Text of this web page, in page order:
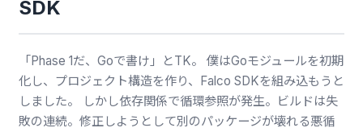
SDK
「Phase 1だ、Goで書け」とTK。 僕はGoモジュールを初期
化し、プロジェクト構造を作り、Falco SDKを組み込もうと
しました。 しかし依存関係で循環参照が発生。ビルドは失
敗の連続。修正しようとして別のパッケージが壊れる悪循